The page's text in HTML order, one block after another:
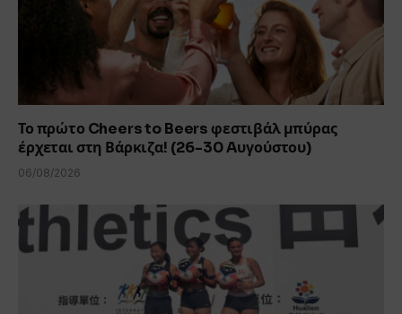
Το πρώτο Cheers to Beers φεστιβάλ μπύρας
έρχεται στη Βάρκιζα! (26-30 Aυγούστου)
06/08/2026